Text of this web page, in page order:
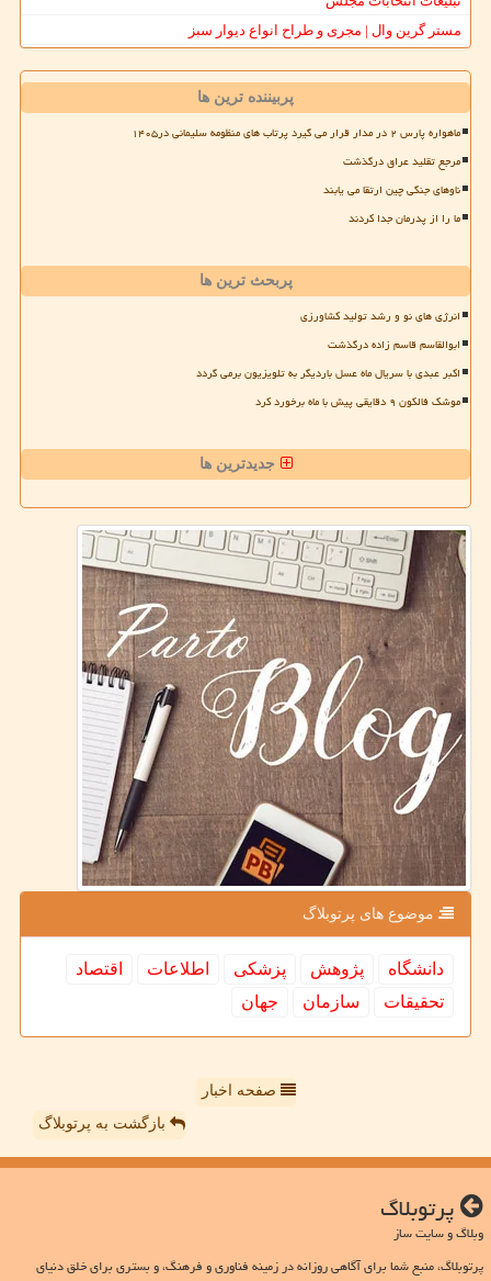
مستر گرین وال | مجری و طراح انواع دیوار سبز
پربیننده ترین ها
ماهواره پارس ۲ در مدار قرار می گیرد پرتاب های منظومه سلیمانی در۱۴۰۵
مرجع تقلید عراق درگذشت
ناوهای جنگی چین ارتقا می یابند
ما را از پدرمان جدا کردند
پربحث ترین ها
انرژی های نو و رشد تولید کشاورزی
ابوالقاسم قاسم زاده درگذشت
اکبر عبدی با سریال ماه عسل باردیگر به تلویزیون برمی گردد
موشک فالکون ۹ دقایقی پیش با ماه برخورد کرد
جدیدترین ها
موضوع های پرتوبلاگ
دانشگاه پژوهش پزشكی اطلاعات
اقتصاد
تحقیقات
سازمان جهان
صفحه اخبار
بازگشت به پرتوبلاگ
پرتوبلاگ
وبلاگ و سایت ساز
پرتوبلاگ، منبع شما برای آگاهی روزانه در زمینه فناوری و فرهنگ، و بستری برای خلق دنیای